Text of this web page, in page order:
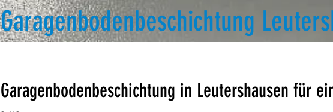
Garagenbodenbeschichtung
Garagenbodenbeschichtung in Leutershausen für